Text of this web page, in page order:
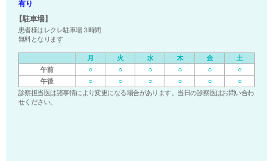
有り
【駐車場】
患者様はレクレ駐車場３時間
無料となります
月 火 水 木 金
土
午前
○ ○ ○ ○ ○ ○
午後 ○ ○ ○ ○ ○ ○
診察担当医は諸事情により変更になる場合があります。当日の診察医はお問い合わ
せください。